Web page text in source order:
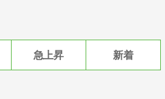
急上昇 新着